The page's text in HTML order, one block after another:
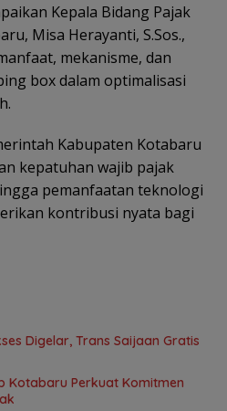
Kepala Bidang Pajak
Misa Herayanti, S.Sos.,
mekanisme, dan
box dalam optimalisasi
Kabupaten Kotabaru
kepatuhan wajib pajak
pemanfaatan teknologi
kontribusi nyata bagi
Digelar, Trans Saijaan Gratis
Kotabaru Perkuat Komitmen